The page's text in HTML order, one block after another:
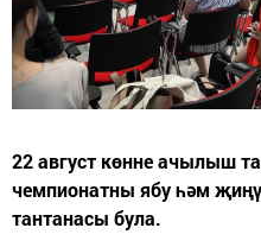
22 август көнне ачылыш
чемпионатны ябу һәм
тантанасы була.